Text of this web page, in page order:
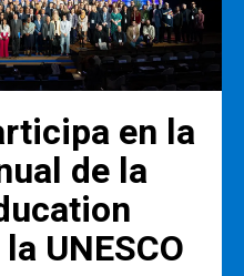
en la
de la
UNESCO